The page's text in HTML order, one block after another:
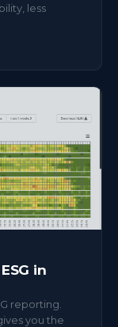
less
in
reporting.
you the